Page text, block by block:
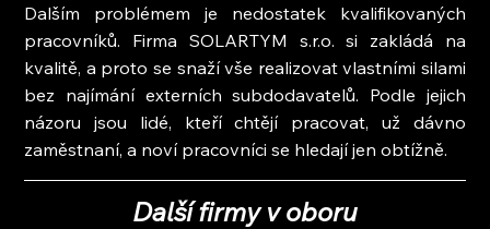
Dalším problémem je nedostatek kvalifikovaných
pracovníků. Firma SOLARTYM s.r.o. si zakládá na
kvalitě, a proto se snaží vše realizovat vlastními silami
bez najímání externích subdodavatelů. Podle jejich
názoru jsou lidé, kteří chtějí pracovat, už dávno
zaměstnaní, a noví pracovníci se hledají jen obtížně.
Další firmy v oboru